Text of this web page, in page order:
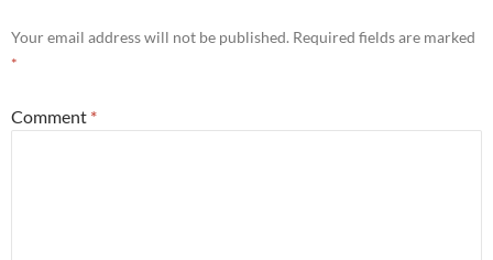
Your email address will not be published. Required fields are marked
*
Comment *